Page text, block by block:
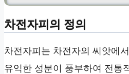
차전자피의 정의
차전자피는 차전자의 씨앗에
유익한 성분이 풍부하여 전통